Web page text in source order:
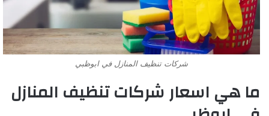
شركات تنظيف المنازل في ابوظبي
ما هي اسعار شركات تنظيف المنازل